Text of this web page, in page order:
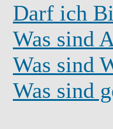
Darf ich
Was sind
Was sind
Was sind